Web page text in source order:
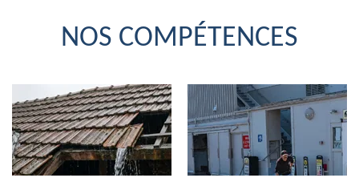
NOS COMPÉTENCES